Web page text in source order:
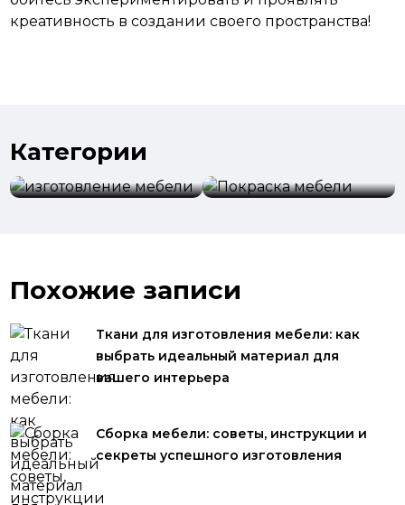
креативность в создании своего пространства!
Категории
изготовление
Похожие записи
Ткани для изготовления мебели: как
выбрать идеальный материал для
вашего интерьера
Сборка мебели: советы, инструкции и
секреты успешного изготовления